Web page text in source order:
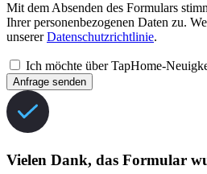
Mit dem Absenden des Formulars
Ihrer personenbezogenen Daten zu.
unsererDatenschutzrichtlinie.
Ich möchte über TapHome-
Anfrage senden
Vielen Dank, das Formular